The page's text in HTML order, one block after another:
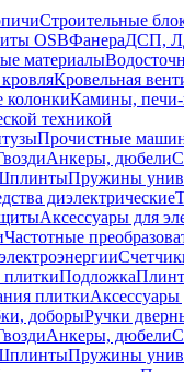
Строительные
OSBФанераДСП,
материалы
Кровельная
колонкиКамины,
техникой
Прочистные
Анкеры, дюбели
Пружины
диэлектрические
Аксессуары для
Частотные
Подложка
плитки
доборыРучки
Анкеры, дюбели
Пружины